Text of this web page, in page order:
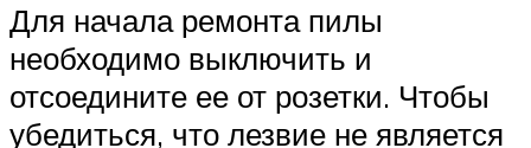
Для начала ремонта пилы
необходимо выключить и
отсоедините ее от розетки. Чтобы
убедиться, что лезвие не является